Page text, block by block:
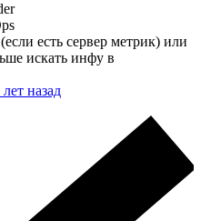
есть сервер метрик) или
искать инфу в
назад